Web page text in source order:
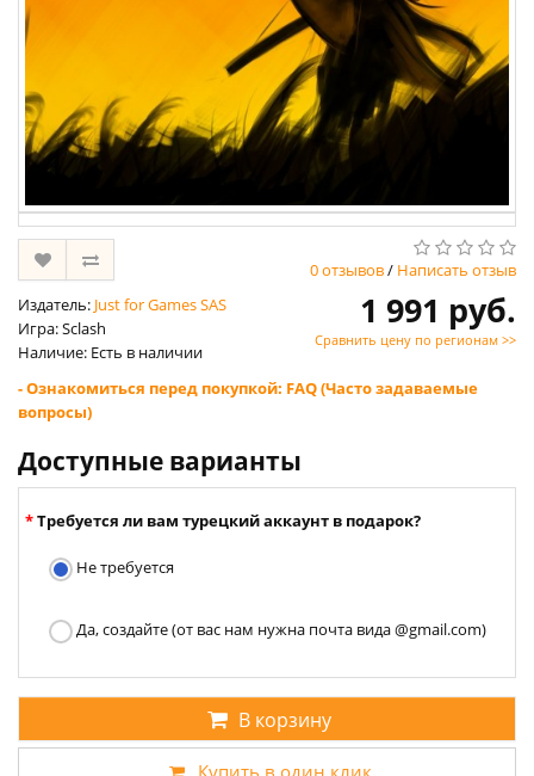
0 отзывов/ Написать отзыв
Издатель: Just for Games SAS
Игра: Sclash
Наличие: Есть в наличии
1 991 руб.
Сравнить цену по регионам >>
- Ознакомиться перед покупкой: FAQ (Часто задаваемые
вопросы)
Доступные варианты
Требуется ли вам турецкий аккаунт в подарок?
Не требуется
Да, создайте (от вас нам нужна почта вида @gmail.com)
В корзину